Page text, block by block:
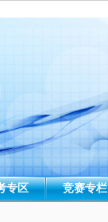
专区 竞赛专栏